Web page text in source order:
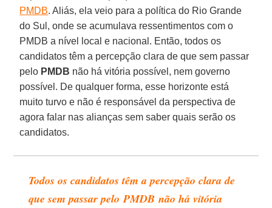
PMDB. Aliás, ela veio para a política do Rio Grande
do Sul, onde se acumulava ressentimentos com o
PMDB a nível local e nacional. Então, todos os
candidatos têm a percepção clara de que sem passar
pelo PMDB não há vitória possível, nem governo
possível. De qualquer forma, esse horizonte está
muito turvo e não é responsável da perspectiva de
agora falar nas alianças sem saber quais serão os
candidatos.
Todos os candidatos têm a percepção clara de
que sem passar peloPMDB não há vitória